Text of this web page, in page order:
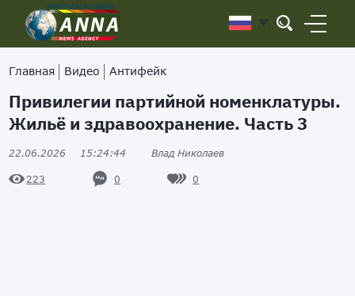
Главная Видео Антифейк
Привилегии партийной номенклатуры.
Жильё и здравоохранение. Часть 3
22.06.2026 15:24:44 Влад Николаев
223 0 0